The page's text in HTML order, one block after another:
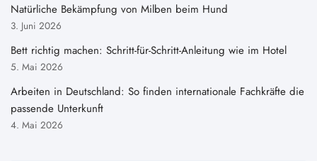
Natürliche Bekämpfung von Milben beim Hund
3. Juni 2026
Bett richtig machen: Schritt-für-Schritt-Anleitung wie im Hotel
5. Mai 2026
Arbeiten in Deutschland: So finden internationale Fachkräfte die
passende Unterkunft
4. Mai 2026